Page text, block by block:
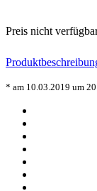
Preis nicht
* am 10.03.2019 um